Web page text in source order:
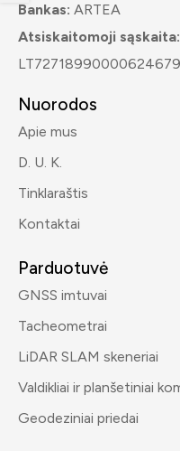
Bankas: ARTEA
Atsiskaitomoji sąskaita:
Nuorodos
Apie mus
D. U. K.
Tinklaraštis
Kontaktai
Parduotuvė
GNSS imtuvai
Tacheometrai
LiDAR SLAM skeneriai
Valdikliai ir planšetiniai
Geodeziniai priedai